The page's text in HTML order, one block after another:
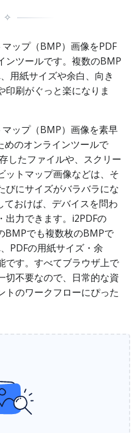
✧
ップ（BMP）画像をPDF
ンツールです。複数のBMP
用紙サイズや余白、向き
印刷がぐっと楽になりま
ップ（BMP）画像を素早
めのオンラインツールで
したファイルや、スクリー
ットマップ画像などは、そ
びにサイズがバラバラにな
ておけば、デバイスを問わ
出力できます。i2PDFの
BMPでも複数枚のBMPで
PDFの用紙サイズ・余
です。すべてブラウザ上で
切不要なので、日常的な資
のワークフローにぴった